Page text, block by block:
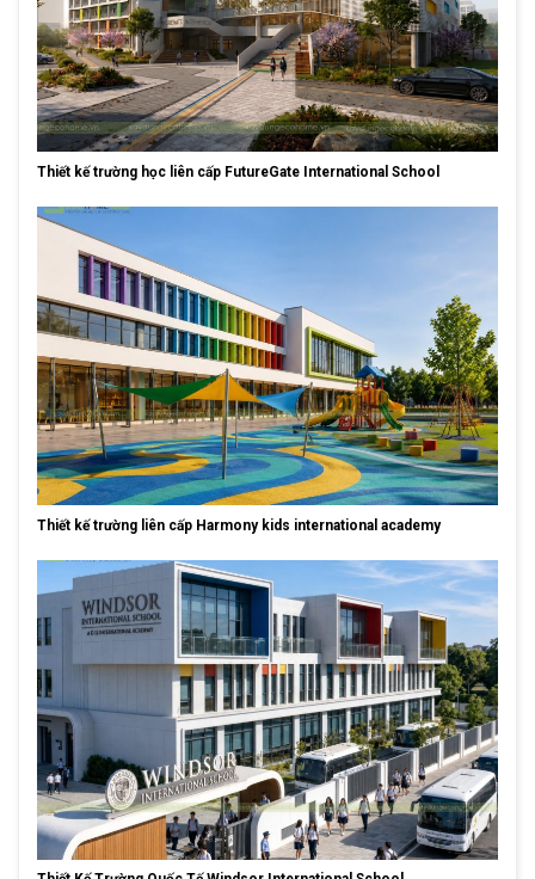
Thiết kế trường học liên cấp FutureGate International School
Thiết kế trường liên cấp Harmony kids international academy